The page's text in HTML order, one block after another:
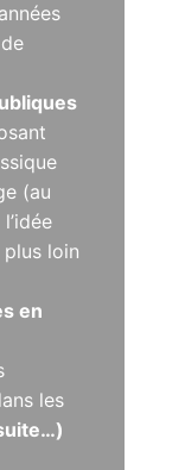
(au
plus loin
en
les